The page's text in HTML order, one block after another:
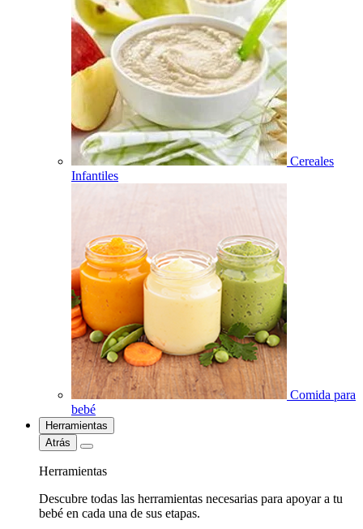
Cereales
Infantiles
Comida para
bebé
Herramientas
Atrás
Herramientas
Descubre todas las herramientas necesarias para apoyar a tu
bebé en cada una de sus etapas.